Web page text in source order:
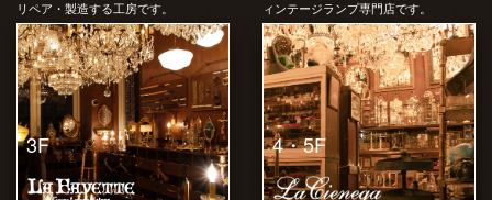
リペア・製造する工房です。
ィンテージランプ専門店です。
3F 4・5F